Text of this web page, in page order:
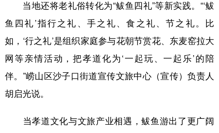
当地还将老礼俗转化为“鲅鱼四礼”等新实践。“‘鲅
鱼四礼’指行之礼、手之礼、食之礼、节之礼。比
如，‘行之礼’是组织家庭参与花朝节赏花、东麦窑拉大
网等亲情活动，把孝道化为‘一起玩、一起乐’的陪
伴。”崂山区沙子口街道宣传文旅中心（宣传）负责人
胡启光说。
当孝道文化与文旅产业相遇，鲅鱼游出了更广阔